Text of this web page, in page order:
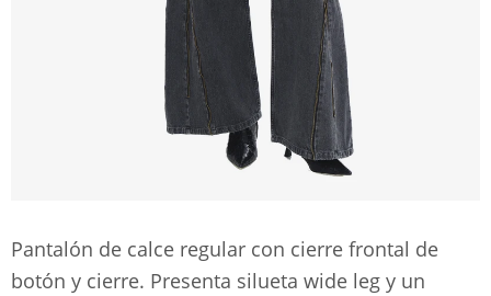
Pantalón de calce regular con cierre frontal de
botón y cierre. Presenta silueta wide leg y un